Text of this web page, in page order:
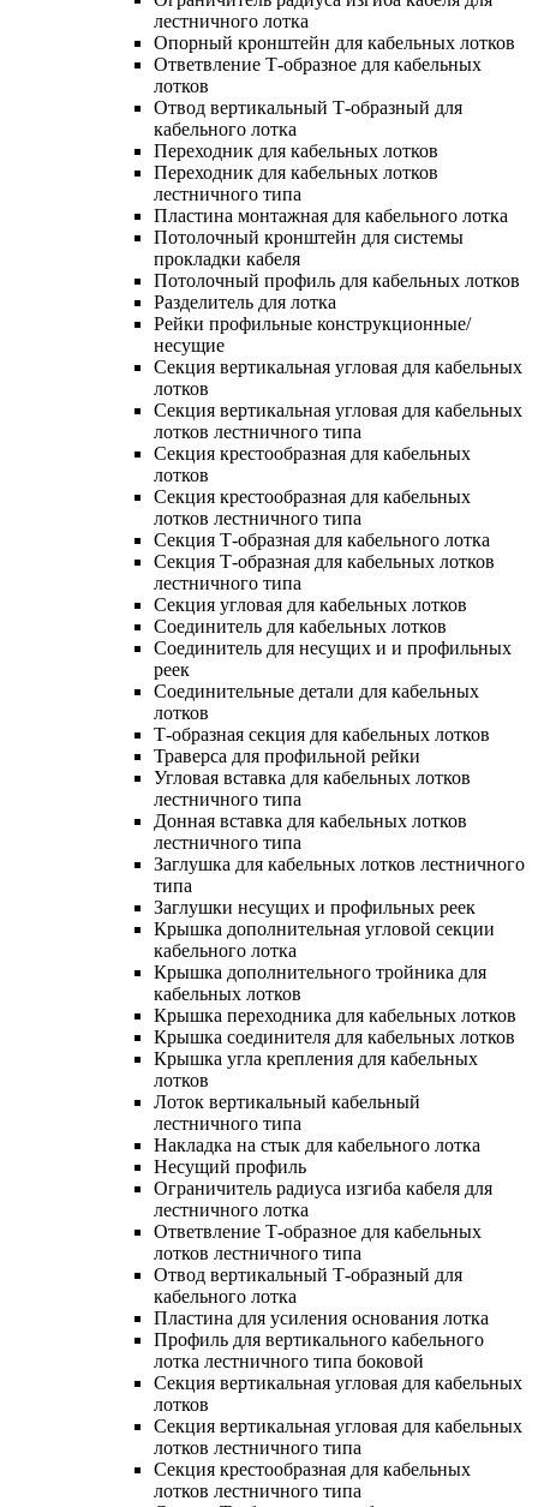
лестничного лотка
Опорный кронштейн для кабельных лотков
Ответвление Т-образное для кабельных
лотков
Отвод вертикальный Т-образный для
кабельного лотка
Переходник для кабельных лотков
Переходник для кабельных лотков
лестничного типа
Пластина монтажная для кабельного лотка
Потолочный кронштейн для системы
прокладки кабеля
Потолочный профиль для кабельных лотков
Разделитель для лотка
Рейки профильные конструкционные/
несущие
Секция вертикальная угловая для кабельных
лотков
Секция вертикальная угловая для кабельных
лотков лестничного типа
Секция крестообразная для кабельных
лотков
Секция крестообразная для кабельных
лотков лестничного типа
Секция Т-образная для кабельного лотка
Секция Т-образная для кабельных лотков
лестничного типа
Секция угловая для кабельных лотков
Соединитель для кабельных лотков
Соединитель для несущих и и профильных
реек
Соединительные детали для кабельных
лотков
Т-образная секция для кабельных лотков
Траверса для профильной рейки
Угловая вставка для кабельных лотков
лестничного типа
Донная вставка для кабельных лотков
лестничного типа
Заглушка для кабельных лотков лестничного
типа
Заглушки несущих и профильных реек
Крышка дополнительная угловой секции
кабельного лотка
Крышка дополнительного тройника для
кабельных лотков
Крышка переходника для кабельных лотков
Крышка соединителя для кабельных лотков
Крышка угла крепления для кабельных
лотков
Лоток вертикальный кабельный
лестничного типа
Накладка на стык для кабельного лотка
Несущий профиль
Ограничитель радиуса изгиба кабеля для
лестничного лотка
Ответвление Т-образное для кабельных
лотков лестничного типа
Отвод вертикальный Т-образный для
кабельного лотка
Пластина для усиления основания лотка
Профиль для вертикального кабельного
лотка лестничного типа боковой
Секция вертикальная угловая для кабельных
лотков
Секция вертикальная угловая для кабельных
лотков лестничного типа
Секция крестообразная для кабельных
лотков лестничного типа